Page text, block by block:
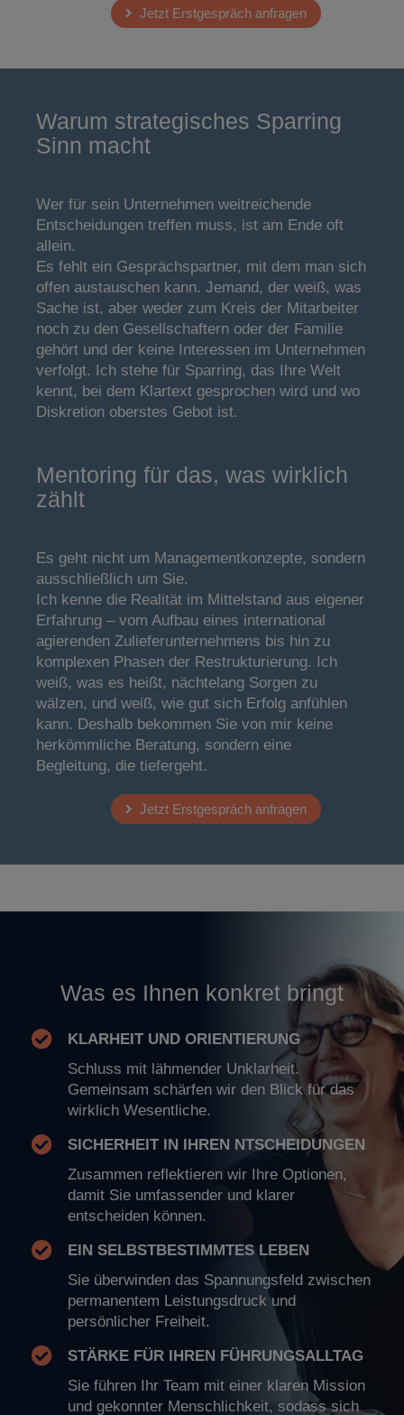
Jetzt Erstgespräch anfragen
Warum strategisches Sparring
Sinn macht
Wer für sein Unternehmen weitreichende
Entscheidungen treffen muss, ist am Ende oft
allein.
Es fehlt ein Gesprächspartner, mit dem man sich
offen austauschen kann. Jemand, der weiß, was
Sache ist, aber weder zum Kreis der Mitarbeiter
noch zu den Gesellschaftern oder der Familie
gehört und der keine Interessen im Unternehmen
verfolgt. Ich stehe für Sparring, das Ihre Welt
kennt, bei dem Klartext gesprochen wird und wo
Diskretion oberstes Gebot ist.
Mentoring für das, was wirklich
zählt
Es geht nicht um Managementkonzepte, sondern
ausschließlich um Sie.
Ich kenne die Realität im Mittelstand aus eigener
Erfahrung – vom Aufbau eines international
agierenden Zulieferunternehmens bis hin zu
komplexen Phasen der Restrukturierung. Ich
weiß, was es heißt, nächtelang Sorgen zu
wälzen, und weiß, wie gut sich Erfolg anfühlen
kann. Deshalb bekommen Sie von mir keine
herkömmliche Beratung, sondern eine
Begleitung, die tiefergeht.
Jetzt Erstgespräch anfragen
Was es Ihnen konkret bringt
KLARHEIT UND ORIENTIERUNG
Schluss mit lähmender Unklarheit.
Gemeinsam schärfen wir den Blick für das
wirklich Wesentliche.
SICHERHEIT IN IHREN NTSCHEIDUNGEN
Zusammen reflektieren wir Ihre Optionen,
damit Sie umfassender und klarer
entscheiden können.
EIN SELBSTBESTIMMTES LEBEN
Sie überwinden das Spannungsfeld zwischen
permanentem Leistungsdruck und
persönlicher Freiheit.
STÄRKE FÜR IHREN FÜHRUNGSALLTAG
Sie führen Ihr Team mit einer klaren Mission
und gekonnter Menschlichkeit, sodass sich